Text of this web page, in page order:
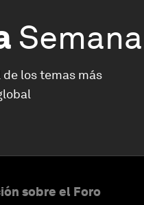
los temas más
sobre el Foro